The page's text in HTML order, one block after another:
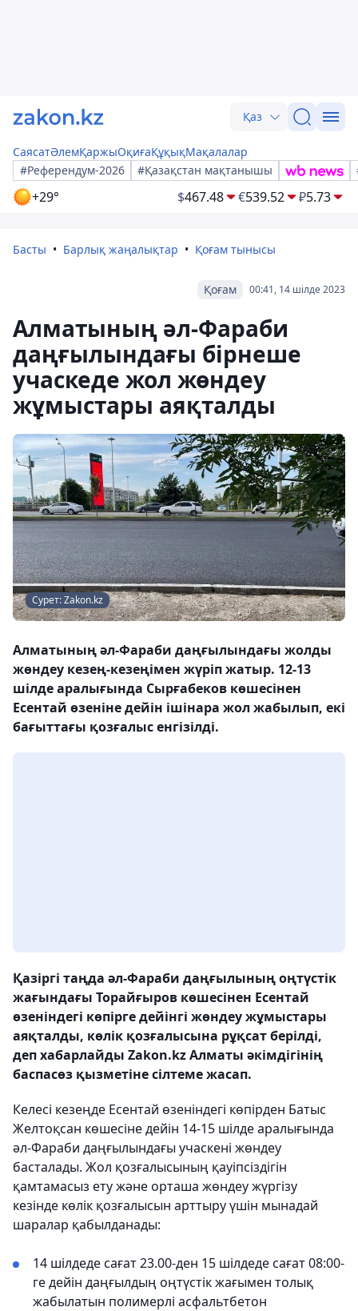
Қаз
СаясатӘлемҚаржыОқиғаҚұқықМақалалар
#Референдум-2026
#Қазақстан мақтанышы
+29° $467.48 €539.52 ₽5.73
Басты Барлық жаңалықтар Қоғам тынысы
00:41, 14 шілде 2023
Қоғам
Алматының әл-Фараби
даңғылындағы бірнеше
учаскеде жол жөндеу
жұмыстары аяқталды
Сурет: Zakon.kz
Алматының әл-Фараби даңғылындағы жолды
жөндеу кезең-кезеңімен жүріп жатыр. 12-13
шілде аралығында Сырғабеков көшесінен
Есентай өзеніне дейін ішінара жол жабылып, екі
бағыттағы қозғалыс енгізілді.
Қазіргі таңда әл-Фараби даңғылының оңтүстік
жағындағы Торайғыров көшесінен Есентай
өзеніндегі көпірге дейінгі жөндеу жұмыстары
аяқталды, көлік қозғалысына рұқсат берілді,
деп хабарлайды Zakon.kz Алматы әкімдігінің
баспасөз қызметіне сілтеме жасап.
Келесі кезеңде Есентай өзеніндегі көпірден Батыс
Желтоқсан көшесіне дейін 14-15 шілде аралығында
әл-Фараби даңғылындағы учаскені жөндеу
басталады. Жол қозғалысының қауіпсіздігін
қамтамасыз ету және орташа жөндеу жүргізу
кезінде көлік қозғалысын арттыру үшін мынадай
шаралар қабылданады:
14 шілдеде сағат 23.00-ден 15 шілдеде сағат 08:00-
ге дейін даңғылдың оңтүстік жағымен толық
жабылатын полимерлі асфальтбетон